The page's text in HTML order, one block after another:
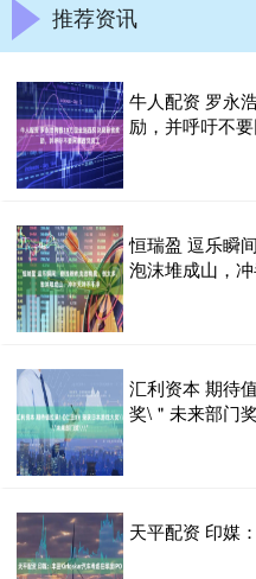
推荐资讯
牛人配资 罗永
励，并呼吁不
恒瑞盈 逗乐瞬
泡沫堆成山，
汇利资本 期待
奖\＂未来部门
天平配资 印媒